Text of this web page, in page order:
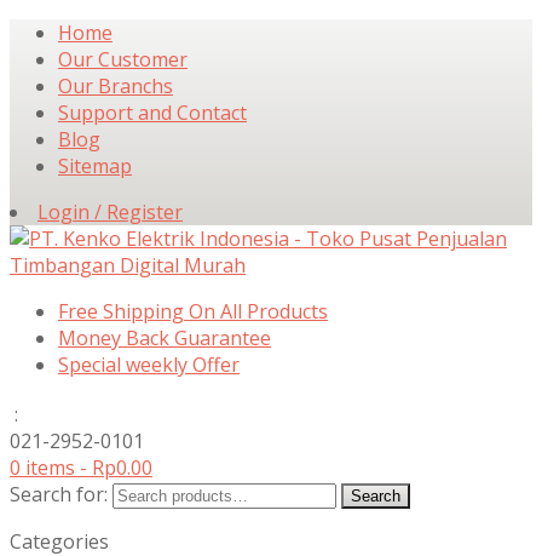
Home
Our Customer
Our Branchs
Support and Contact
Blog
Sitemap
Login / Register
Free Shipping On All Products
Money Back Guarantee
Special weekly Offer
:
021-2952-0101
0 items - Rp0.00
Search for:
Search
Categories